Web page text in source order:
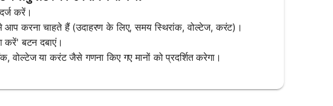
करें।
करना चाहते हैं (उदाहरण के लिए, समय स्थिरांक, वोल्टेज, करंट)।
बटन दबाएं।
या करंट जैसे गणना किए गए मानों को प्रदर्शित करेगा।